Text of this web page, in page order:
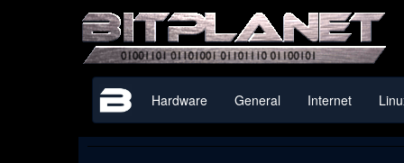
Hardware General Internet